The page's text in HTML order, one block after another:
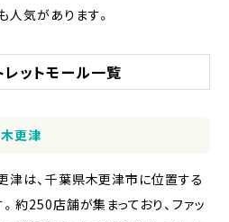
人気があります。
ットモール一覧
更津
津は、千葉県木更津市に位置する
約250店舗が集まっており、ファッ